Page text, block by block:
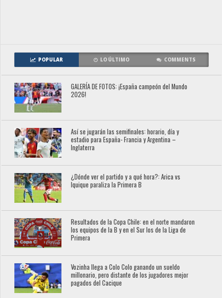
POPULAR LO ÚLTIMO COMMENTS
GALERÍA DE FOTOS: ¡España campeón del Mundo
2026!
Así se jugarán las semifinales: horario, día y
estadio para España- Francia y Argentina –
Inglaterra
¿Dónde ver el partido y a qué hora?: Arica vs
Iquique paraliza la Primera B
Resultados de la Copa Chile: en el norte mandaron
los equipos de la B y en el Sur los de la Liga de
Primera
Vozinha llega a Colo Colo ganando un sueldo
millonario, pero distante de los jugadores mejor
pagados del Cacique